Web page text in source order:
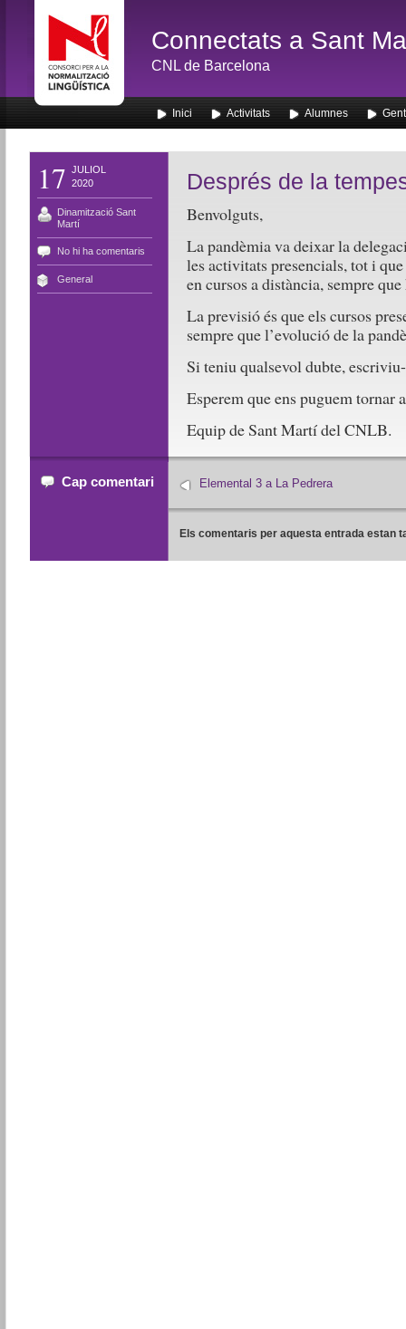
Connectats a Sant
CNL de Barcelona
Inici Activitats Alumnes
17 JULIOL
2020
Dinamització Sant
Martí
No hi ha comentaris
General
Després de la
Benvolguts,
La pandèmia va deixar la
les activitats presencials, tot i
en cursos a distància, sempre
La previsió és que els cursos
sempre que l’evolució de la
Si teniu qualsevol dubte,
Esperem que ens puguem tornar
Equip de Sant Martí del CNLB.
Cap comentari Elemental 3 a La Pedrera
Els comentaris per aquesta entrada estan